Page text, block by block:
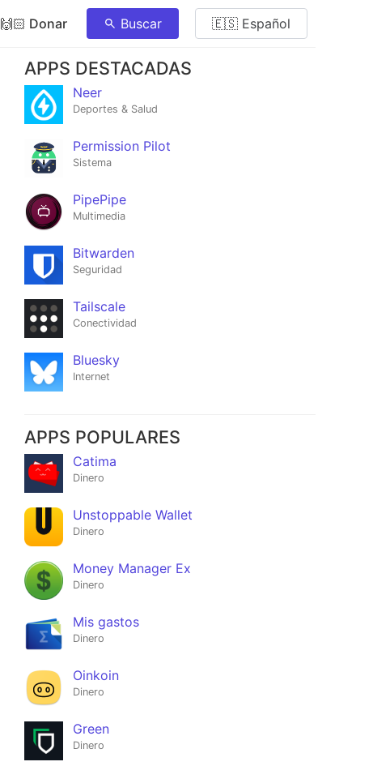
🙌🏻 Donar Buscar 🇪🇸 Español
APPS DESTACADAS
Neer
Deportes & Salud
Permission Pilot
Sistema
PipePipe
Multimedia
Bitwarden
Seguridad
Tailscale
Conectividad
Bluesky
Internet
APPS POPULARES
Catima
Dinero
Unstoppable Wallet
Dinero
Money Manager Ex
Dinero
Mis gastos
Dinero
Oinkoin
Dinero
Green
Dinero